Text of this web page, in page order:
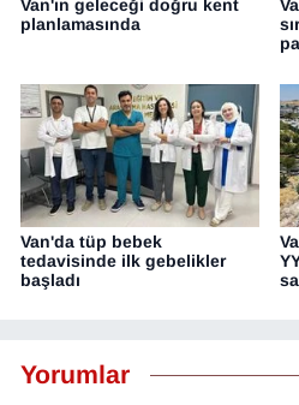
Van'ın geleceği doğru kent
planlamasında
Van'da tüp bebek
tedavisinde ilk gebelikler
başladı
Yorumlar